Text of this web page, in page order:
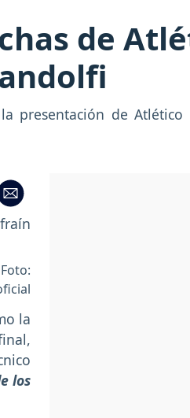
de
presentación de
la
los